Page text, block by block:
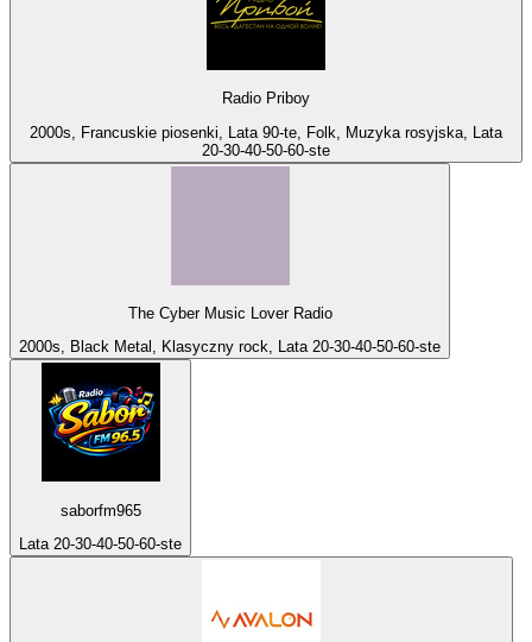
Radio Priboy
2000s, Francuskie piosenki, Lata 90-te, Folk, Muzyka rosyjska, Lata
20-30-40-50-60-ste
The Cyber Music Lover Radio
2000s, Black Metal, Klasyczny rock, Lata 20-30-40-50-60-ste
saborfm965
Lata 20-30-40-50-60-ste